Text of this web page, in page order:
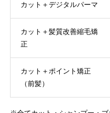
カット＋デジタルパーマ
カット＋髪質改善縮毛矯
正
カット＋ポイント矯正
（前髪）